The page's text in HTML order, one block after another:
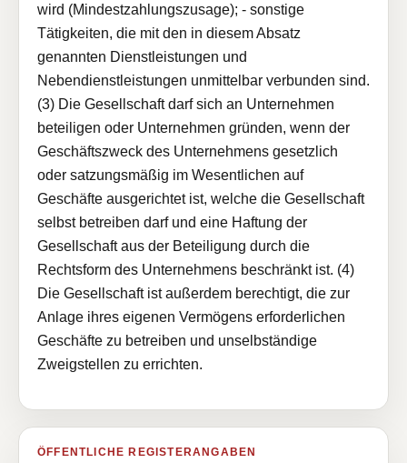
wird (Mindestzahlungszusage); - sonstige
Tätigkeiten, die mit den in diesem Absatz
genannten Dienstleistungen und
Nebendienstleistungen unmittelbar verbunden sind.
(3) Die Gesellschaft darf sich an Unternehmen
beteiligen oder Unternehmen gründen, wenn der
Geschäftszweck des Unternehmens gesetzlich
oder satzungsmäßig im Wesentlichen auf
Geschäfte ausgerichtet ist, welche die Gesellschaft
selbst betreiben darf und eine Haftung der
Gesellschaft aus der Beteiligung durch die
Rechtsform des Unternehmens beschränkt ist. (4)
Die Gesellschaft ist außerdem berechtigt, die zur
Anlage ihres eigenen Vermögens erforderlichen
Geschäfte zu betreiben und unselbständige
Zweigstellen zu errichten.
ÖFFENTLICHE REGISTERANGABEN